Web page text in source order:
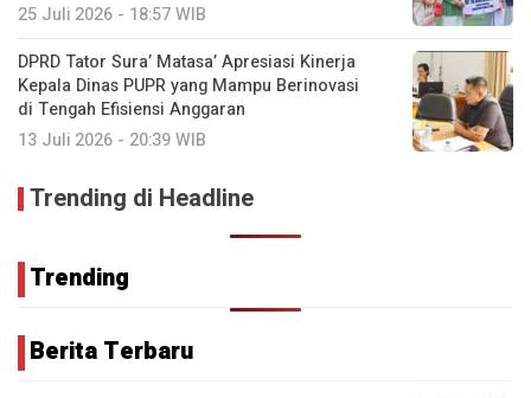
25 Juli 2026 - 18:57 WIB
DPRD Tator Sura’ Matasa’ Apresiasi Kinerja
Kepala Dinas PUPR yang Mampu Berinovasi
di Tengah Efisiensi Anggaran
13 Juli 2026 - 20:39 WIB
Trending di Headline
Trending
Berita Terbaru